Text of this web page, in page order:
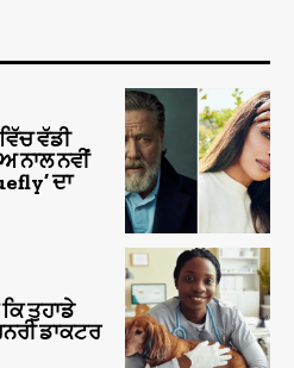
ਵੱਡੀ
ਨਾਲ ਨਵੀਂ
ਦਾ
ਤੁਹਾਡੇ
ਡਾਕਟਰ